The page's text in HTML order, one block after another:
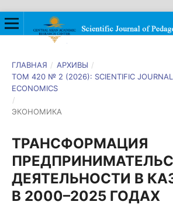
ГЛАВНАЯ / АРХИВЫ /
ТОМ 420 № 2 (2026): SCIENTIFIC JOURNAL
ECONOMICS
/
ЭКОНОМИКА
ТРАНСФОРМАЦИЯ
ДЕЯТЕЛЬНОСТИ В
В 2000–2025 ГОДАХ